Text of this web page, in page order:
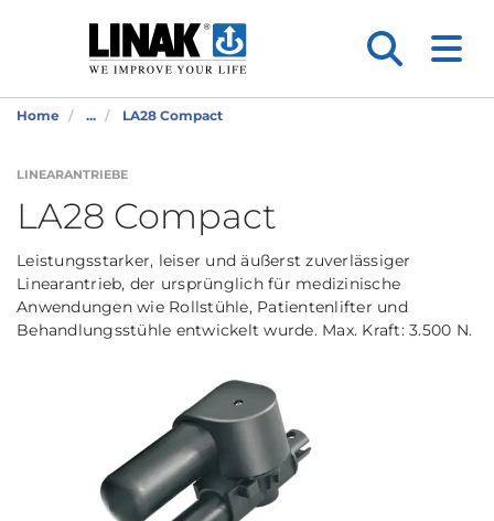
Home ... LA28 Compact
LINEARANTRIEBE
LA28 Compact
Leistungsstarker, leiser und äußerst zuverlässiger
Linearantrieb, der ursprünglich für medizinische
Anwendungen wie Rollstühle, Patientenlifter und
Behandlungsstühle entwickelt wurde. Max. Kraft: 3.500 N.